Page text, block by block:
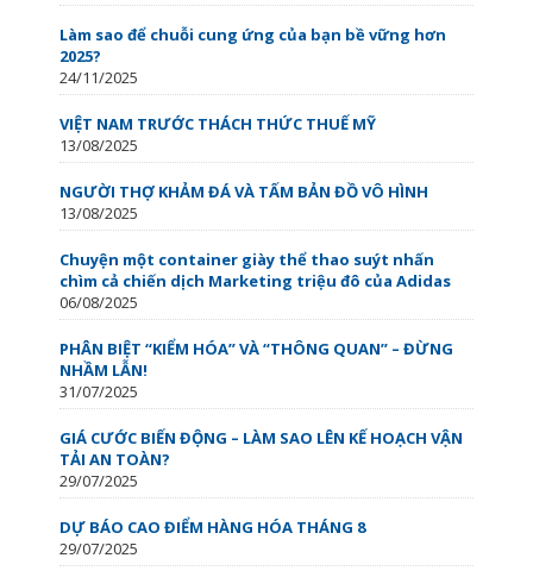
Làm sao để chuỗi cung ứng của bạn bề vững hơn
2025?
24/11/2025
VIỆT NAM TRƯỚC THÁCH THỨC THUẾ MỸ
13/08/2025
NGƯỜI THỢ KHẢM ĐÁ VÀ TẤM BẢN ĐỒ VÔ HÌNH
13/08/2025
Chuyện một container giày thể thao suýt nhấn
chìm cả chiến dịch Marketing triệu đô của Adidas
06/08/2025
PHÂN BIỆT “KIỂM HÓA” VÀ “THÔNG QUAN” – ĐỪNG
NHẦM LẪN!
31/07/2025
GIÁ CƯỚC BIẾN ĐỘNG – LÀM SAO LÊN KẾ HOẠCH VẬN
TẢI AN TOÀN?
29/07/2025
DỰ BÁO CAO ĐIỂM HÀNG HÓA THÁNG 8
29/07/2025